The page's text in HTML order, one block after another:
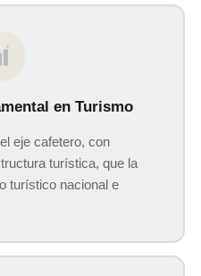
$
en Turismo
eje cafetero, con
turística, que la
turístico nacional e